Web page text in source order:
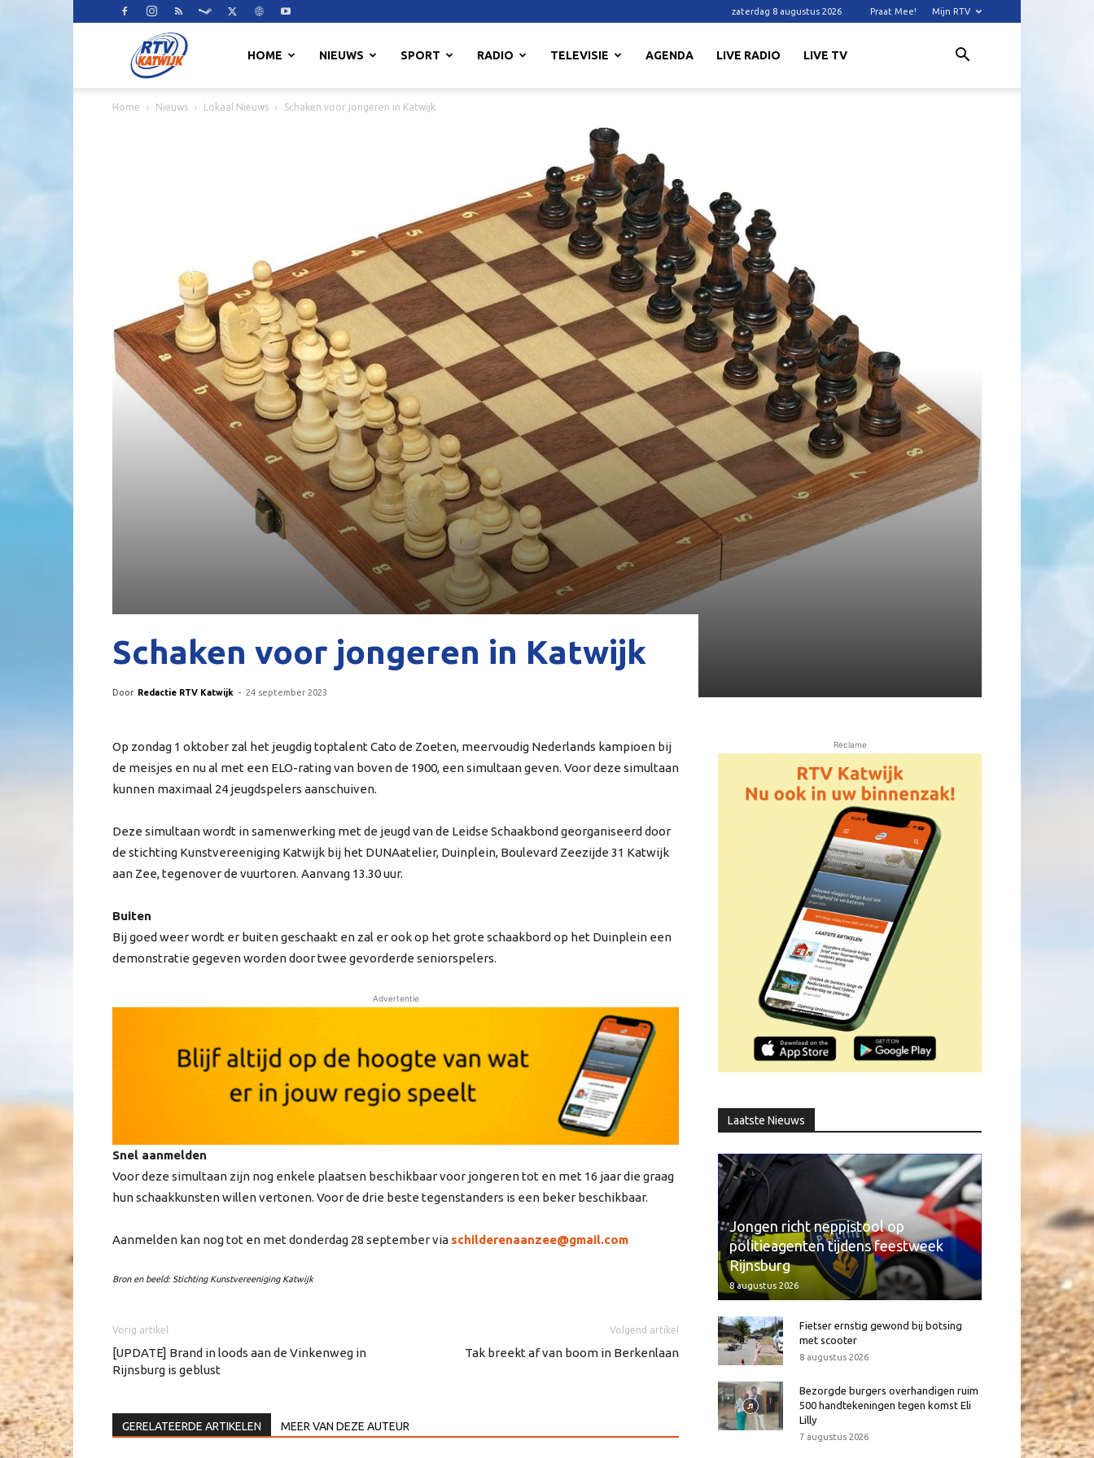
zaterdag 8 augustus 2026 Praat Mee! Mijn RTV
HOME NIEUWS SPORT RADIO TELEVISIE AGENDA LIVE RADIO LIVE TV
Home Nieuws Lokaal Nieuws Schaken voor jongeren in Katwijk
Schaken voor jongeren in Katwijk
Door Redactie RTV Katwijk - 24 september 2023
Op zondag 1 oktober zal het jeugdig toptalent Cato de Zoeten, meervoudig Nederlands kampioen bij
de meisjes en nu al met een ELO-rating van boven de 1900, een simultaan geven. Voor deze simultaan
kunnen maximaal 24 jeugdspelers aanschuiven.
Deze simultaan wordt in samenwerking met de jeugd van de Leidse Schaakbond georganiseerd door
de stichting Kunstvereeniging Katwijk bij het DUNAatelier, Duinplein, Boulevard Zeezijde 31 Katwijk
aan Zee, tegenover de vuurtoren. Aanvang 13.30 uur.
Buiten
Bij goed weer wordt er buiten geschaakt en zal er ook op het grote schaakbord op het Duinplein een
demonstratie gegeven worden door twee gevorderde seniorspelers.
Advertentie
Snel aanmelden
Voor deze simultaan zijn nog enkele plaatsen beschikbaar voor jongeren tot en met 16 jaar die graag
hun schaakkunsten willen vertonen. Voor de drie beste tegenstanders is een beker beschikbaar.
Aanmelden kan nog tot en met donderdag 28 september via schilderenaanzee@gmail.com
Bron en beeld: Stichting Kunstvereeniging Katwijk
Vorig artikel
[UPDATE] Brand in loods aan de Vinkenweg in
Rijnsburg is geblust
Volgend artikel
Tak breekt af van boom in Berkenlaan
GERELATEERDE ARTIKELEN MEER VAN DEZE AUTEUR
Reclame
Laatste Nieuws
Jongen richt neppistool op
politieagenten tijdens feestweek
Rijnsburg
8 augustus 2026
Fietser ernstig gewond bij botsing
met scooter
8 augustus 2026
Bezorgde burgers overhandigen ruim
500 handtekeningen tegen komst Eli
Lilly
7 augustus 2026